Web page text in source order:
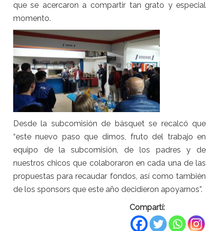
que se acercaron a compartir tan grato y especial
momento.
Desde la subcomisión de básquet se recalcó que
“este nuevo paso que dimos, fruto del trabajo en
equipo de la subcomisión, de los padres y de
nuestros chicos que colaboraron en cada una de las
propuestas para recaudar fondos, así como también
de los sponsors que este año decidieron apoyarnos”.
Compartí: